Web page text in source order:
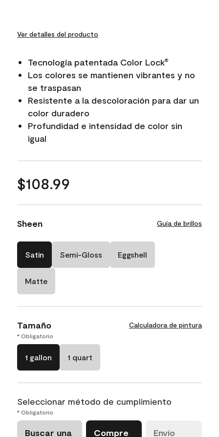
Ver detalles del producto
Tecnología patentada Color Lock®
Los colores se mantienen vibrantes y no
se traspasan
Resistente a la descoloración para dar un
color duradero
Profundidad e intensidad de color sin
igual
$108.99
Sheen Guía de brillos
Satin Semi-Gloss Eggshell
Matte
Tamaño Calculadora de pintura
* Obligatorio
1 gallon 1 quart
Seleccionar método de cumplimiento
* Obligatorio
Buscar una
Compre
Envío